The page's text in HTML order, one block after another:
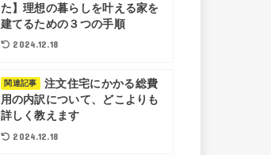
た】理想の暮らしを叶える家を
建てるための３つの手順
2024.12.18
関連記事
注文住宅にかかる総費
用の内訳について、どこよりも
詳しく教えます
2024.12.18